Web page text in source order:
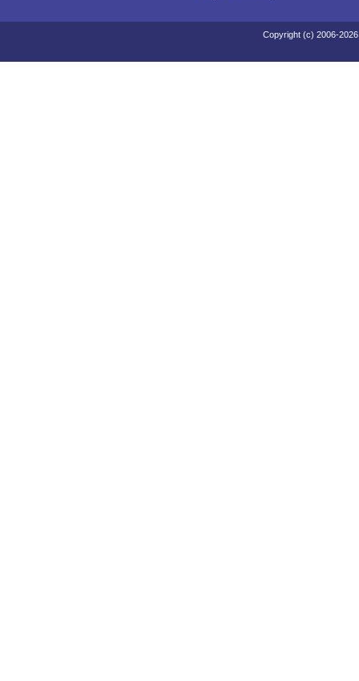
Copyright (c) 2006-